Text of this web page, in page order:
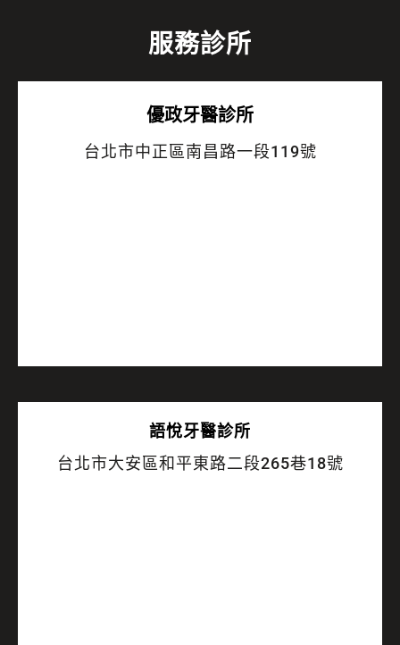
服務診所
優政牙醫診所
台北市中正區南昌路一段119號
語悅牙醫診所
台北市大安區和平東路二段265巷18號